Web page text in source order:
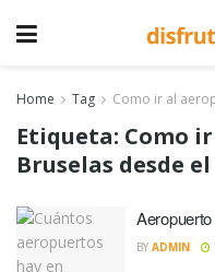
Home Tag Como ir al
Etiqueta: Como
Bruselas desde
BY ADMIN